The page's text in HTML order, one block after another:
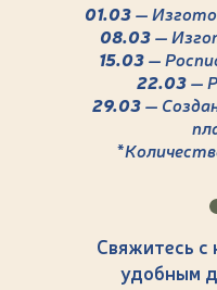
01.03—
08.03—
15.03—
22.03—
29.03—
Свяжитесь
удобным